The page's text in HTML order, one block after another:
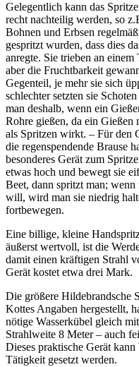
Gelegentlich kann das
recht nachteilig werden, so
Bohnen und Erbsen
gespritzt wurden, dass dies
anregte. Sie trieben an
aber die Fruchtbarkeit
Gegenteil, je mehr sie sich
schlechter setzten sie
man deshalb, wenn ein
Rohre gießen, da ein Gießen
als Spritzen wirkt. – Für den
die regenspendende Brause
besonderes Gerät zum
etwas hoch und bewegt sie
Beet, dann spritzt man;
will, wird man sie niedrig
fortbewegen.
Eine billige, kleine
äußerst wertvoll, ist die
damit einen kräftigen Strahl
Gerät kostet etwa drei Mark.
Die größere Hildebrandsche
Kottes Angaben hergestellt,
nötige Wasserkübel gleich
Strahlweite 8 Meter – auch
Dieses praktische Gerät
Tätigkeit gesetzt werden.